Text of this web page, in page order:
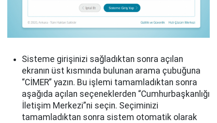
Sisteme girişinizi sağladıktan sonra açılan
ekranın üst kısmında bulunan arama çubuğuna
“CİMER” yazın. Bu işlemi tamamladıktan sonra
aşağıda açılan seçeneklerden “Cumhurbaşkanlığı
İletişim Merkezi”ni seçin. Seçiminizi
tamamladıktan sonra sistem otomatik olarak